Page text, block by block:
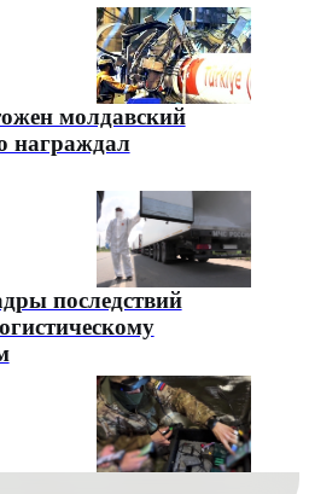
молдавский
награждал
последствий